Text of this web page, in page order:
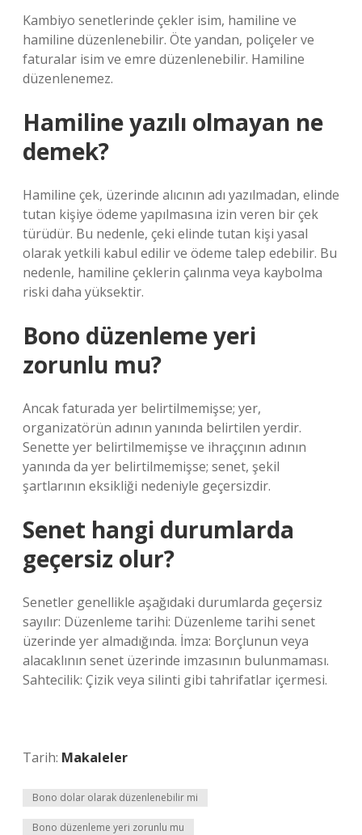
Kambiyo senetlerinde çekler isim, hamiline ve
hamiline düzenlenebilir. Öte yandan, poliçeler ve
faturalar isim ve emre düzenlenebilir. Hamiline
düzenlenemez.
Hamiline yazılı olmayan ne
demek?
Hamiline çek, üzerinde alıcının adı yazılmadan, elinde
tutan kişiye ödeme yapılmasına izin veren bir çek
türüdür. Bu nedenle, çeki elinde tutan kişi yasal
olarak yetkili kabul edilir ve ödeme talep edebilir. Bu
nedenle, hamiline çeklerin çalınma veya kaybolma
riski daha yüksektir.
Bono düzenleme yeri
zorunlu mu?
Ancak faturada yer belirtilmemişse; yer,
organizatörün adının yanında belirtilen yerdir.
Senette yer belirtilmemişse ve ihraççının adının
yanında da yer belirtilmemişse; senet, şekil
şartlarının eksikliği nedeniyle geçersizdir.
Senet hangi durumlarda
geçersiz olur?
Senetler genellikle aşağıdaki durumlarda geçersiz
sayılır: Düzenleme tarihi: Düzenleme tarihi senet
üzerinde yer almadığında. İmza: Borçlunun veya
alacaklının senet üzerinde imzasının bulunmaması.
Sahtecilik: Çizik veya silinti gibi tahrifatlar içermesi.
Tarih: Makaleler
Bono dolar olarak düzenlenebilir mi
Bono düzenleme yeri zorunlu mu